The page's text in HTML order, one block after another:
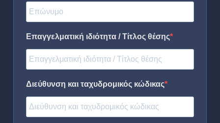
Επαγγελματική ιδιότητα / Τίτλος θέσης
Διεύθυνση και ταχυδρομικός κώδικας